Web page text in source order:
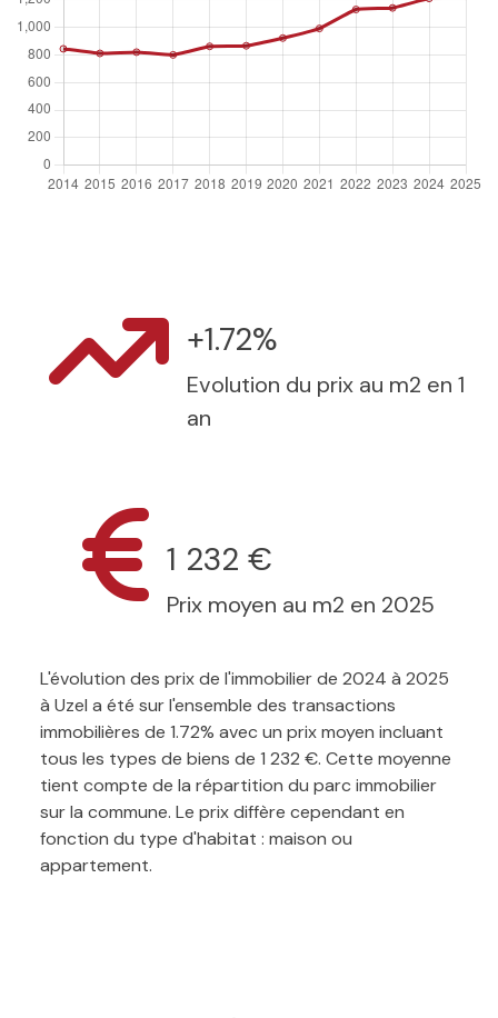
+1.72%
Evolution du prix au m2 en 1
an
1 232 €
Prix moyen au m2 en 2025
L'évolution des prix de l'immobilier de 2024 à 2025
à Uzel a été sur l'ensemble des transactions
immobilières de 1.72% avec un prix moyen incluant
tous les types de biens de 1 232 €. Cette moyenne
tient compte de la répartition du parc immobilier
sur la commune. Le prix diffère cependant en
fonction du type d'habitat : maison ou
appartement.